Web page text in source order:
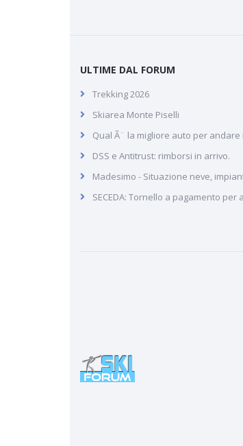
ULTIME DAL FORUM
Trekking 2026
Skiarea Monte Piselli
Qual Ã¨ la migliore auto per andare
DSS e Antitrust: rimborsi in arrivo.
Madesimo - Situazione neve,
SECEDA: Tornello a pagamento